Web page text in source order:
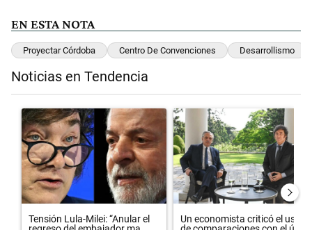
EN ESTA NOTA
Proyectar Córdoba Centro De Convenciones Desarrollismo
Noticias en Tendencia
Un artículo de tendencia con el título "Tensión Lula-Milei: “Anular
Tensión Lula-Milei: “Anular el
Un artículo de tendencia con el
Un economista criticó el uso